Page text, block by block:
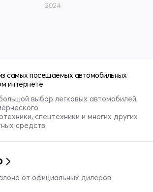
2024
самых посещаемых автомобильных
интернете
выбор легковых автомобилей,
спецтехники и многих других
средств
от официальных дилеров